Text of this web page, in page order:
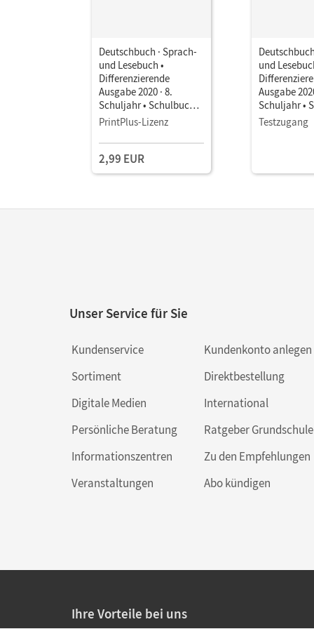
Deutschbuch · Sprach-
und Lesebuch •
Differenzierende
Ausgabe 2020 · 8.
Schuljahr • Schulbuch
als E-Book Mit Medien
PrintPlus-Lizenz
2,99 EUR
und
Ausgabe
Schuljahr •
als E-Book
Testzugang
Unser Service für Sie
Kundenservice
Sortiment
Digitale Medien
Persönliche Beratung
Informationszentren
Veranstaltungen
Kundenkonto anlegen
Direktbestellung
International
Ratgeber Grundschule
Zu den Empfehlungen
Abo kündigen
Ihre Vorteile bei uns